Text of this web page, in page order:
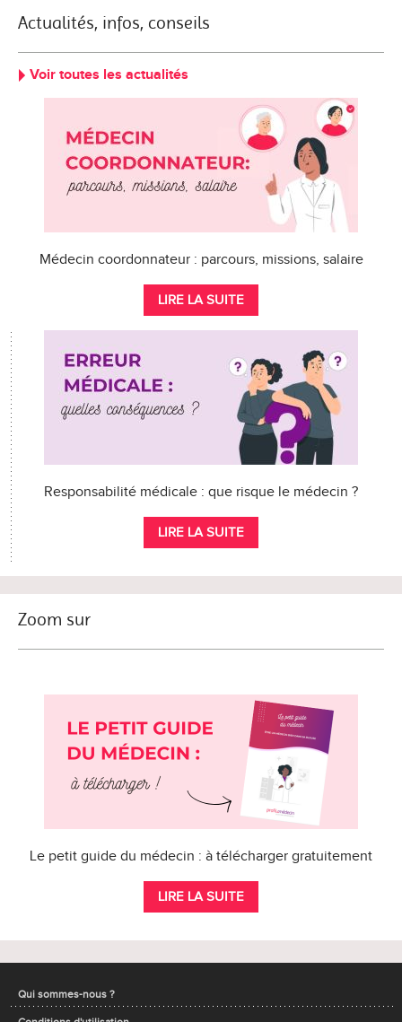
Actualités, infos, conseils
Voir toutes les actualités
Médecin coordonnateur : parcours, missions, salaire
LIRE LA SUITE
Responsabilité médicale : que risque le médecin ?
LIRE LA SUITE
Zoom sur
Le petit guide du médecin : à télécharger gratuitement
LIRE LA SUITE
Qui sommes-nous ?